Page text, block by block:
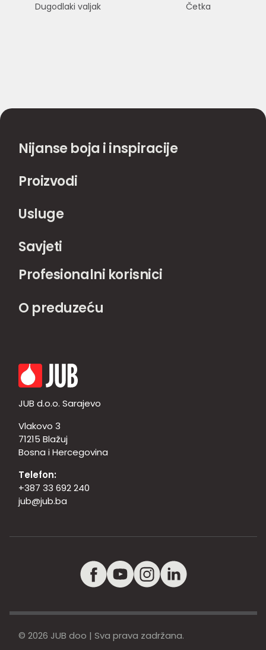
Dugodlaki valjak Četka
Nijanse boja i inspiracije
Proizvodi
Usluge
Savjeti
Profesionalni korisnici
O preduzeću
JUB d.o.o. Sarajevo
Vlakovo 3
71215 Blažuj
Bosna i Hercegovina
Telefon:
+387 33 692 240
jub@jub.ba
© 2026 JUB doo | Sva prava zadržana.